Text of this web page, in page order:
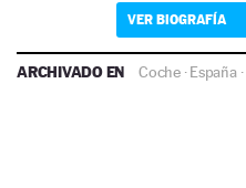
VER BIOGRAFÍA
ARCHIVADO EN Coche·España·